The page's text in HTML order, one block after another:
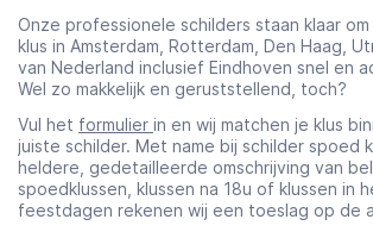
Onze professionele schilders staan klaar
klus in Amsterdam, Rotterdam, Den Haag,
van Nederland inclusief Eindhoven snel en
Wel zo makkelijk en geruststellend, toch?
Vul het formulier in en wij matchen je klus
juiste schilder. Met name bij schilder spoed
heldere, gedetailleerde omschrijving van
spoedklussen, klussen na 18u of klussen in
feestdagen rekenen wij een toeslag op de